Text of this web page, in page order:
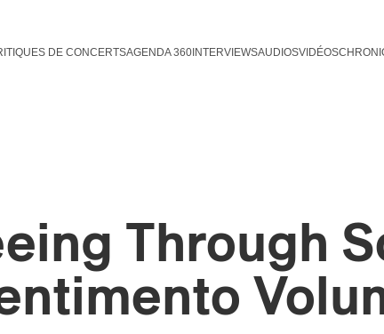
DE CONCERTSAGENDA 360INTERVIEWSAUDIOSVIDÉOS
Through